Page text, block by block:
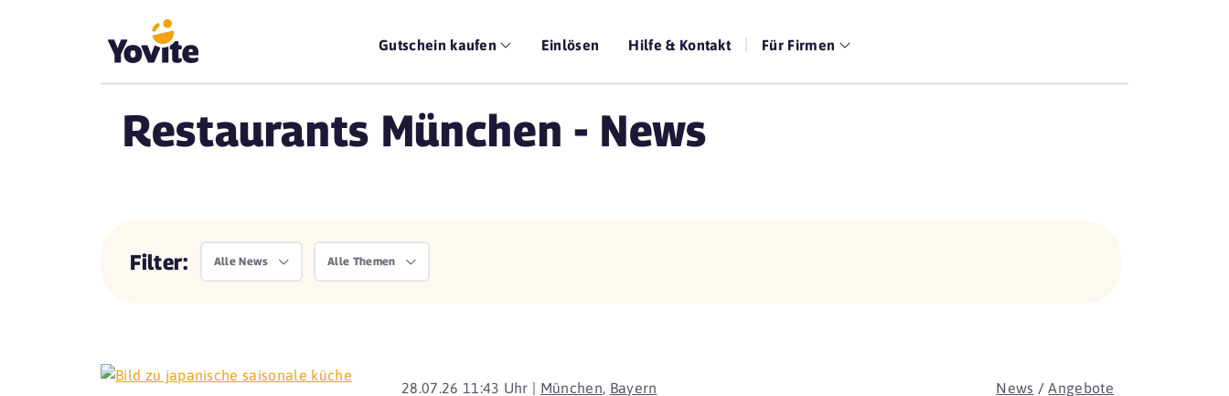
Gutschein kaufen Einlösen Hilfe & Kontakt Für Firmen
Restaurants München - News
Filter: Alle News Alle Themen
28.07.26 11:43 Uhr | München, Bayern News /Angebote